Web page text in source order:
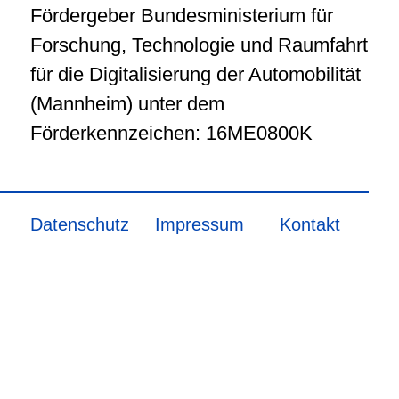
Fördergeber Bundesministerium für
Forschung, Technologie und Raumfahrt
für die Digitalisierung der Automobilität
(Mannheim) unter dem
Förderkennzeichen: 16ME0800K
Datenschutz Impressum Kontakt